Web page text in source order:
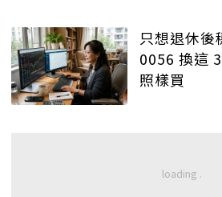
只想退休後
0056 換這
照樣買